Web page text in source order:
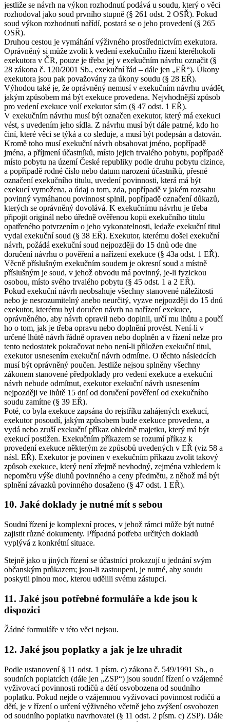
jestliže se návrh na výkon rozhodnutí podává u soudu, který o věci
rozhodoval jako soud prvního stupně (§ 261 odst. 2 OSŘ). Pokud
soud výkon rozhodnutí nařídí, postará se o jeho provedení (§ 265
OSŘ).
Druhou cestou je vymáhání výživného prostřednictvím exekutora.
Oprávněný si může zvolit k vedení exekučního řízení kteréhokoli
exekutora v ČR, pouze je třeba jej v exekučním návrhu označit (§
28 zákona č. 120/2001 Sb., exekuční řád – dále jen „EŘ“). Úkony
exekutora jsou pak považovány za úkony soudu (§ 28 EŘ).
Výhodou také je, že oprávněný nemusí v exekučním návrhu uvádět,
jakým způsobem má být exekuce provedena. Nejvhodnější způsob
pro vedení exekuce volí exekutor sám (§ 47 odst. 1 EŘ).
V exekučním návrhu musí být označen exekutor, který má exekuci
vést, s uvedením jeho sídla. Z návrhu musí být dále patrné, kdo ho
činí, které věci se týká a co sleduje, a musí být podepsán a datován.
Kromě toho musí exekuční návrh obsahovat jméno, popřípadě
jména, a příjmení účastníků, místo jejich trvalého pobytu, popřípadě
místo pobytu na území České republiky podle druhu pobytu cizince,
a popřípadě rodné číslo nebo datum narození účastníků, přesné
označení exekučního titulu, uvedení povinnosti, která má být
exekucí vymožena, a údaj o tom, zda, popřípadě v jakém rozsahu
povinný vymáhanou povinnost splnil, popřípadě označení důkazů,
kterých se oprávněný dovolává. K exekučnímu návrhu je třeba
připojit originál nebo úředně ověřenou kopii exekučního titulu
opatřeného potvrzením o jeho vykonatelnosti, ledaže exekuční titul
vydal exekuční soud (§ 38 EŘ). Exekutor, kterému došel exekuční
návrh, požádá exekuční soud nejpozději do 15 dnů ode dne
doručení návrhu o pověření a nařízení exekuce (§ 43a odst. 1 EŘ).
Věcně příslušným exekučním soudem je okresní soud a místně
příslušným je soud, v jehož obvodu má povinný, je-li fyzickou
osobou, místo svého trvalého pobytu (§ 45 odst. 1 a 2 EŘ).
Pokud exekuční návrh neobsahuje všechny stanovené náležitosti
nebo je nesrozumitelný anebo neurčitý, vyzve nejpozději do 15 dnů
exekutor, kterému byl doručen návrh na nařízení exekuce,
oprávněného, aby návrh opravil nebo doplnil, určí mu lhůtu a poučí
ho o tom, jak je třeba opravu nebo doplnění provést. Není-li v
určené lhůtě návrh řádně opraven nebo doplněn a v řízení nelze pro
tento nedostatek pokračovat nebo není-li přiložen exekuční titul,
exekutor usnesením exekuční návrh odmítne. O těchto následcích
musí být oprávněný poučen. Jestliže nejsou splněny všechny
zákonem stanovené předpoklady pro vedení exekuce a exekuční
návrh nebude odmítnut, exekutor exekuční návrh usnesením
nejpozději ve lhůtě 15 dní od doručení pověření od exekučního
soudu zamítne (§ 39 EŘ).
Poté, co byla exekuce zapsána do rejstříku zahájených exekucí,
exekutor posoudí, jakým způsobem bude exekuce provedena, a
vydá nebo zruší exekuční příkaz ohledně majetku, který má být
exekucí postižen. Exekučním příkazem se rozumí příkaz k
provedení exekuce některým ze způsobů uvedených v EŘ (viz 58 a
násl. EŘ). Exekutor je povinen v exekučním příkazu zvolit takový
způsob exekuce, který není zřejmě nevhodný, zejména vzhledem k
nepoměru výše dluhů povinného a ceny předmětu, z něhož má být
splnění závazků povinného dosaženo (§ 47 odst. 1 EŘ).
10. Jaké doklady je nutné mít s sebou
Soudní řízení je komplexní proces, v jehož rámci může být nutné
zajistit různé dokumenty. Případná potřeba určitých dokladů
vyplývá z konkrétní situace.
Stejně jako u jiných řízení se účastníci prokazují u jednání svým
občanským průkazem; jsou-li zastoupeni, je nutné, aby soudu
poskytli plnou moc, kterou udělili svému zástupci.
11. Jaké jsou potřebné formuláře a kde jsou k
dispozici
Žádné formuláře v této věci nejsou.
12. Jaké jsou poplatky a jak je lze uhradit
Podle ustanovení § 11 odst. 1 písm. c) zákona č. 549/1991 Sb., o
soudních poplatcích (dále jen „ZSP“) jsou soudní řízení o vzájemné
vyživovací povinnosti rodičů a dětí osvobozena od soudního
poplatku. Pokud nejde o vzájemnou vyživovací povinnost rodičů a
dětí, je v řízení o určení výživného včetně jeho zvýšení osvobozen
od soudního poplatku navrhovatel (§ 11 odst. 2 písm. c) ZSP). Dále